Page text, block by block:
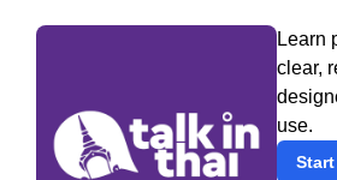
Learn
clear,
use.